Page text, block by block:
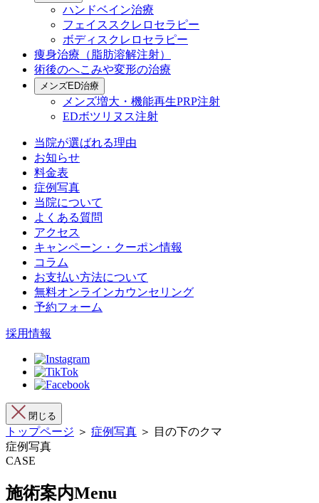
ハンドベイン治療
フェイススクレロセラピー
ボディスクレロセラピー
痩身治療（脂肪溶解注射）
術後のへこみや変形の治療
メンズED治療
メンズ増大・機能再生PRP注射
EDボツリヌス注射
当院が選ばれる理由
お知らせ
料金表
症例写真
当院について
よくある質問
アクセス
キャンペーン・クーポン情報
コラム
お支払い方法について
無料オンラインカウンセリング
予約フォーム
採用情報
閉じる
トップページ ＞ 症例写真 ＞ 目の下のクマ
症例写真
CASE
施術案内Menu